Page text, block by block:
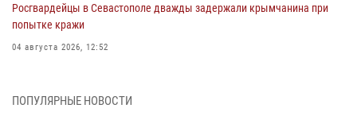
Росгвардейцы в Севастополе дважды задержали крымчанина при
попытке кражи
04 августа 2026, 12:52
мужчину
ПОПУЛЯРНЫЕ НОВОСТИ